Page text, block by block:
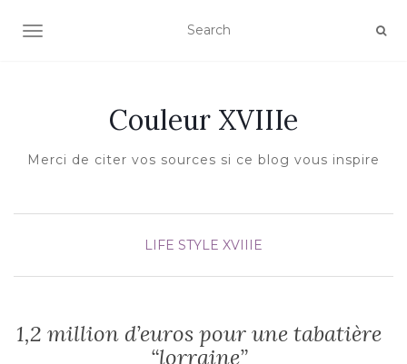
AFFICHER/MASQUER LA NAVIGATION
Couleur XVIIIe
Merci de citer vos sources si ce blog vous inspire
LIFE STYLE XVIIIE
1,2 million d’euros pour une tabatière
“lorraine”